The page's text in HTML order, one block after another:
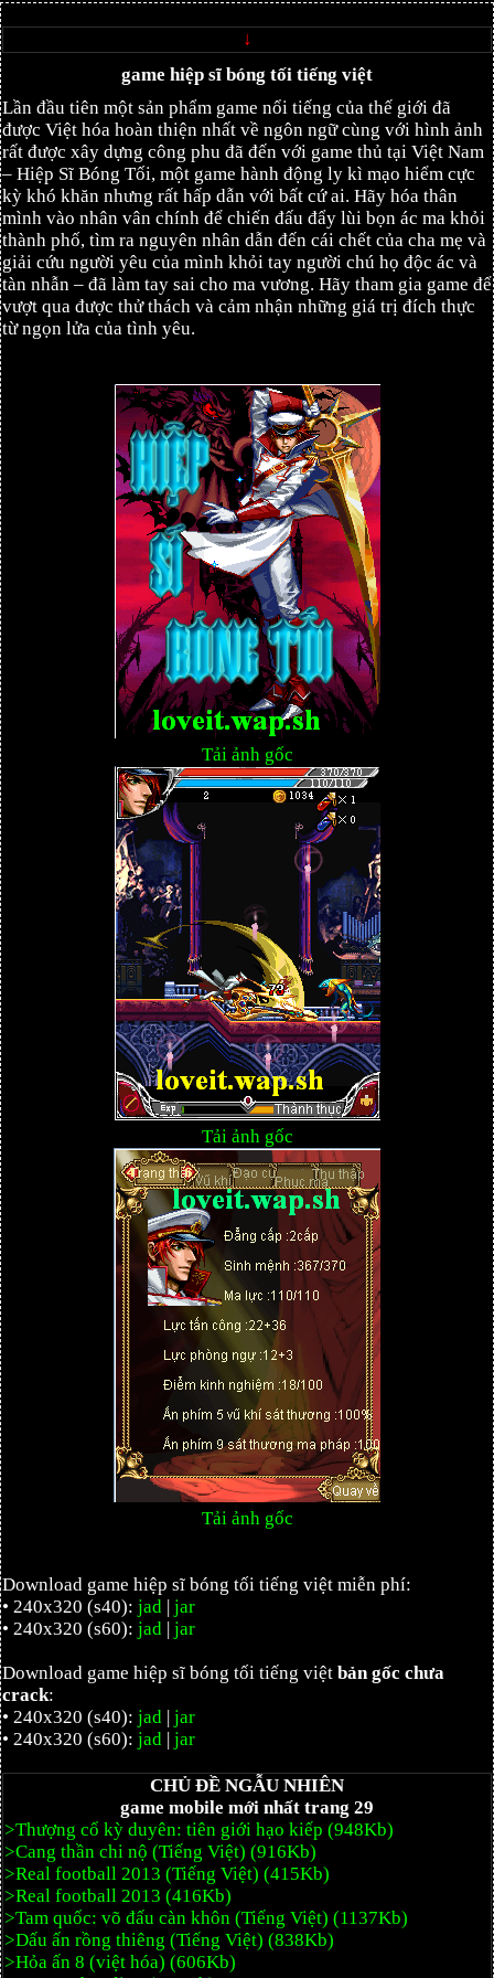
↓
game hiệp sĩ bóng tối tiếng việt
Lần đầu tiên một sản phẩm game nổi tiếng của thế giới đã
được Việt hóa hoàn thiện nhất về ngôn ngữ cùng với hình ảnh
rất được xây dựng công phu đã đến với game thủ tại Việt Nam
– Hiệp Sĩ Bóng Tối, một game hành động ly kì mạo hiểm cực
kỳ khó khăn nhưng rất hấp dẫn với bất cứ ai. Hãy hóa thân
mình vào nhân vân chính để chiến đấu đẩy lùi bọn ác ma khỏi
thành phố, tìm ra nguyên nhân dẫn đến cái chết của cha mẹ và
giải cứu người yêu của mình khỏi tay người chú họ độc ác và
tàn nhẫn – đã làm tay sai cho ma vương. Hãy tham gia game để
vượt qua được thử thách và cảm nhận những giá trị đích thực
từ ngọn lửa của tình yêu.
Tải ảnh gốc
Tải ảnh gốc
Tải ảnh gốc
Download game hiệp sĩ bóng tối tiếng việt miễn phí:
• 240x320 (s40): jad | jar
• 240x320 (s60): jad | jar
Download game hiệp sĩ bóng tối tiếng việt bản gốc chưa
crack:
• 240x320 (s40): jad | jar
• 240x320 (s60): jad | jar
CHỦ ĐỀ NGẪU NHIÊN
game mobile mới nhất trang 29
>Thượng cổ kỳ duyên: tiên giới hạo kiếp (948Kb)
>Cang thần chi nộ (Tiếng Việt) (916Kb)
>Real football 2013 (Tiếng Việt) (415Kb)
>Real football 2013 (416Kb)
>Tam quốc: võ đấu càn khôn (Tiếng Việt) (1137Kb)
>Dấu ấn rồng thiêng (Tiếng Việt) (838Kb)
>Hỏa ấn 8 (việt hóa) (606Kb)